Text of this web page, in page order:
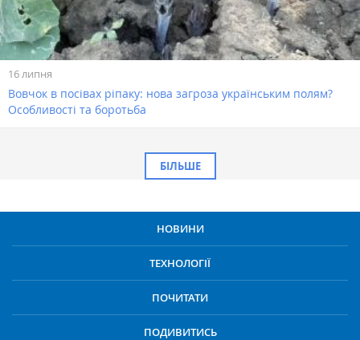
16 липня
Вовчок в посівах ріпаку: нова загроза українським полям?
Особливості та боротьба
БІЛЬШЕ
НОВИНИ
ТЕХНОЛОГІЇ
ПОЧИТАТИ
ПОДИВИТИСЬ